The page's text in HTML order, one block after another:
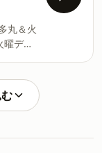
開
知ペ
Learn
ディ
いただ
ン
・